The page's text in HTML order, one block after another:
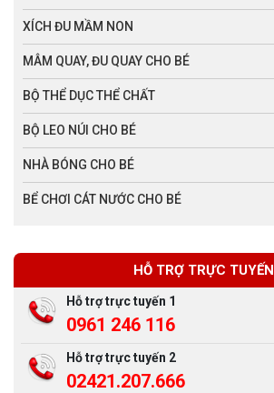
XÍCH ĐU MẦM NON
MÂM QUAY, ĐU QUAY CHO BÉ
BỘ THỂ DỤC THỂ CHẤT
BỘ LEO NÚI CHO BÉ
NHÀ BÓNG CHO BÉ
BỂ CHƠI CÁT NƯỚC CHO BÉ
HỖ TRỢ TRỰC TUYẾN
Hỗ trợ trực tuyến 1
0961 246 116
Hỗ trợ trực tuyến 2
02421.207.666